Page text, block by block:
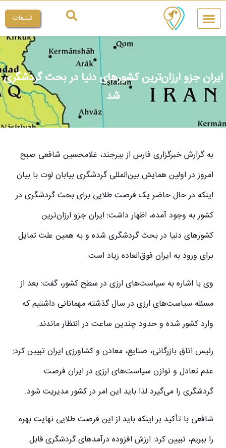
تبلیغات
ایران جزو ارزان‌ترین کشورهای دنیا در بحث گردشگری
شد
به گزارش خبرگزاری فارس از بیرجند، غلامحسین شافعی صبح
امروز در اولین همایش بین‌المللی گردشگری بیابان لوت با بیان
اینکه در حال حاضر یک فرصت طلایی برای بحث گردشگری در
کشور به وجود آمده، اظهار داشت: ایران جزو ارزان‌ترین
کشورهای دنیا در بحث گردشگری شده و به همین علت تمایل
برای ورود به ایران فوق‌العاده زیاد است.
وی با اشاره به سیاست‌های ارزی در سطح کشور، گفت: بعد از
مسئله سیاست‌های ارزی در سال گذشته مهمانانی داشتیم که
وارد کشور شده و حدود چندین ساعت در انتظار ماندند.
رئیس اتاق بازرگانی، صنایع، معادن و کشاورزی ایران تبیین کرد:
عدم تعادل و توازن سیاست‌های ارزی در ایران فرصت
گردشگری را می‌گیرد لذا باید این امر در کشور مدیریت شود.
شافعی با تأکید بر اینکه باید از این فرصت طلایی نهایت بهره
را ببریم، تبیین کرد: ارزش افزوده درآمدهای گردشگری قابل